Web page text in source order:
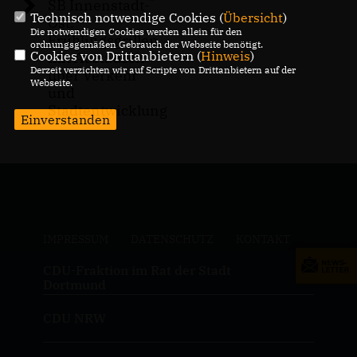
SB Innenstadt-
Ost:
Frühlingsgrillen
mit Austausch
über Verkehr
Stadtentwicklung
Technisch notwendige Cookies (Übersicht)
Die notwendigen Cookies werden allein für den
ordnungsgemäßen Gebrauch der Webseite benötigt.
Cookies von Drittanbietern (Hinweis)
Derzeit verzichten wir auf Scripte von Drittanbietern auf der
Webseite.
Einverstanden